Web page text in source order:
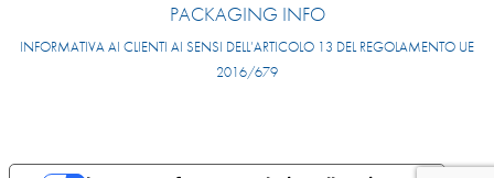
PACKAGING INFO
INFORMATIVA AI CLIENTI AI SENSI DELL’ARTICOLO 13 DEL REGOLAMENTO UE
2016/679